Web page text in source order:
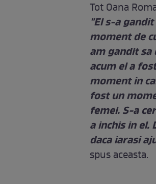
Tot Oana
"El s-a
moment de
am gandit sa
acum el a
moment in
fost un
femei. S-a
a inchis in el.
daca iarasi
spus aceasta.